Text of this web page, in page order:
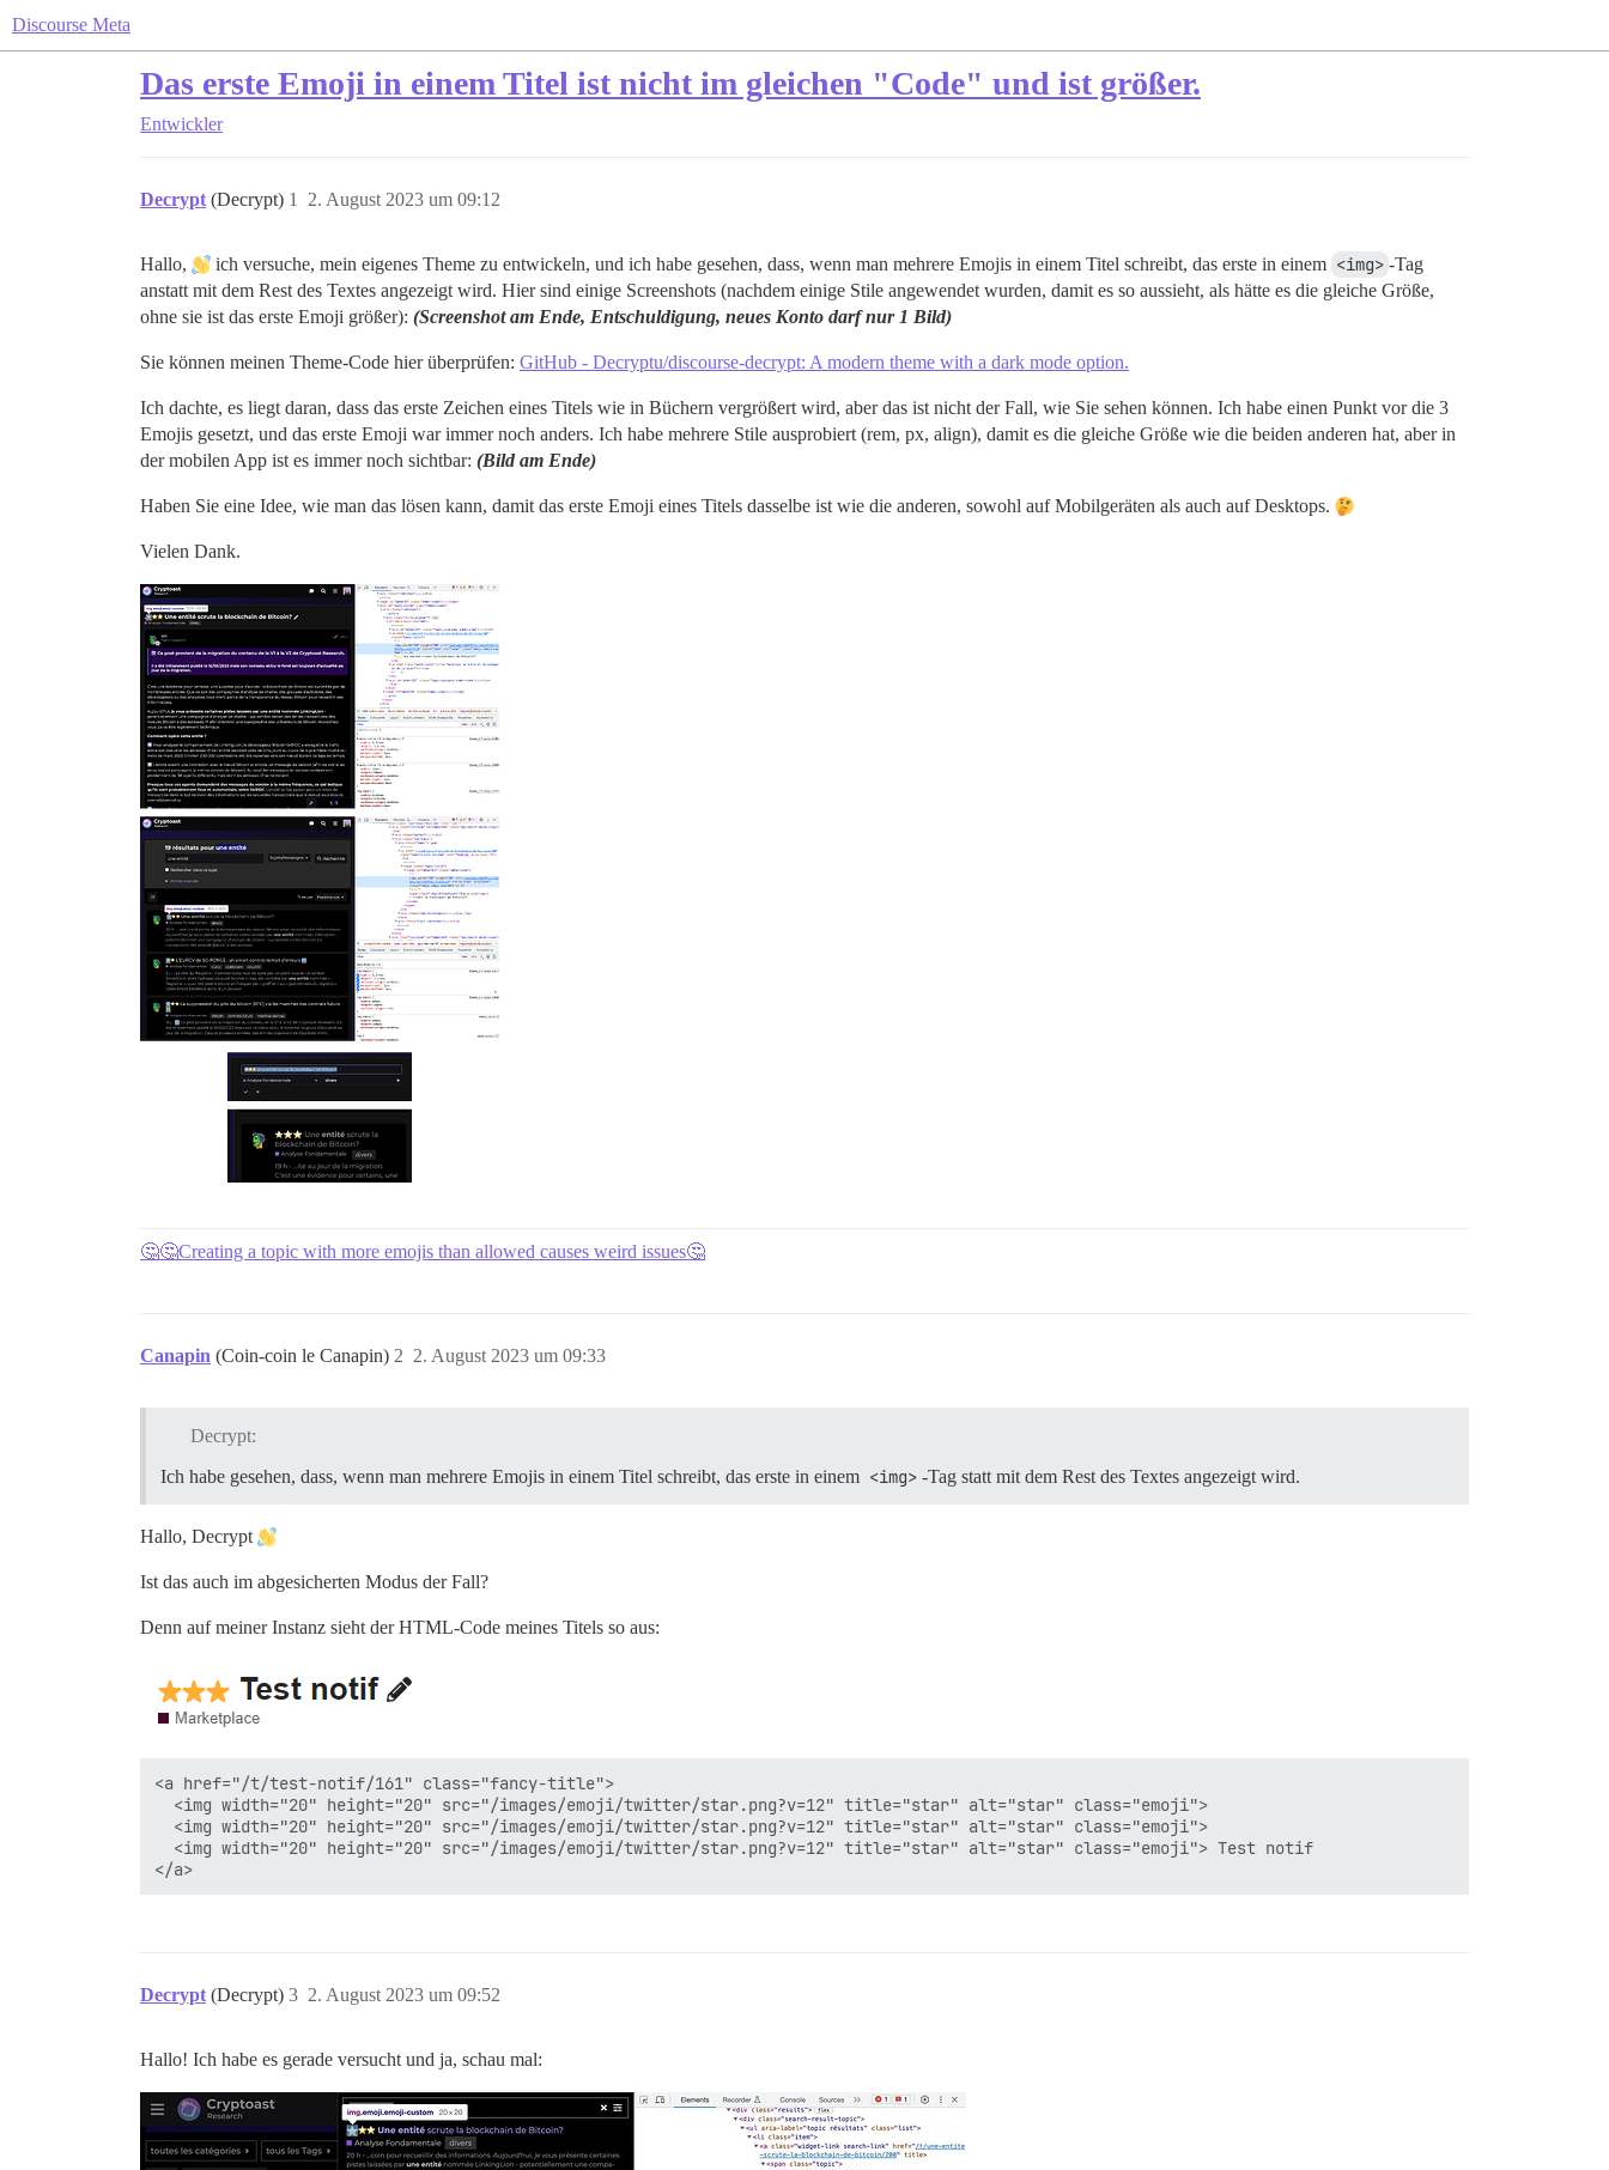
Discourse Meta
Das erste Emoji in einem Titel ist nicht im gleichen "Code" und ist größer.
Entwickler
Decrypt (Decrypt) 2. August 2023 um 09:12
1
Hallo, ich versuche, mein eigenes Theme zu entwickeln, und ich habe gesehen, dass, wenn man mehrere Emojis in einem Titel schreibt, das erste in einem <img> -Tag
anstatt mit dem Rest des Textes angezeigt wird. Hier sind einige Screenshots (nachdem einige Stile angewendet wurden, damit es so aussieht, als hätte es die gleiche Größe,
ohne sie ist das erste Emoji größer): (Screenshot am Ende, Entschuldigung, neues Konto darf nur 1 Bild)
Sie können meinen Theme-Code hier überprüfen: GitHub - Decryptu/discourse-decrypt: A modern theme with a dark mode option.
Ich dachte, es liegt daran, dass das erste Zeichen eines Titels wie in Büchern vergrößert wird, aber das ist nicht der Fall, wie Sie sehen können. Ich habe einen Punkt vor die 3
Emojis gesetzt, und das erste Emoji war immer noch anders. Ich habe mehrere Stile ausprobiert (rem, px, align), damit es die gleiche Größe wie die beiden anderen hat, aber in
der mobilen App ist es immer noch sichtbar: (Bild am Ende)
Haben Sie eine Idee, wie man das lösen kann, damit das erste Emoji eines Titels dasselbe ist wie die anderen, sowohl auf Mobilgeräten als auch auf Desktops.
Vielen Dank.
🤔🤔Creating a topic with more emojis than allowed causes weird issues🤔
Canapin (Coin-coin le Canapin) 2. August 2023 um 09:33
2
Decrypt:
Ich habe gesehen, dass, wenn man mehrere Emojis in einem Titel schreibt, das erste in einem <img> -Tag statt mit dem Rest des Textes angezeigt wird.
Hallo, Decrypt
Ist das auch im abgesicherten Modus der Fall?
Denn auf meiner Instanz sieht der HTML-Code meines Titels so aus:
<a href="/t/test-notif/161" class="fancy-title">
  <img width="20" height="20" src="/images/emoji/twitter/star.png?v=12" title="star" alt="star" class="emoji">
  <img width="20" height="20" src="/images/emoji/twitter/star.png?v=12" title="star" alt="star" class="emoji">
  <img width="20" height="20" src="/images/emoji/twitter/star.png?v=12" title="star" alt="star" class="emoji"> Test notif
Decrypt (Decrypt) 2. August 2023 um 09:52
3
Hallo! Ich habe es gerade versucht und ja, schau mal: